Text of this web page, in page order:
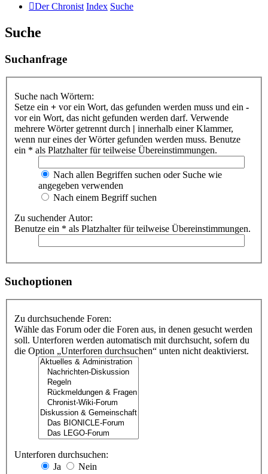
Der Chronist Index Suche
Suche
Suchanfrage
Suche nach Wörtern:
Setze ein + vor ein Wort, das gefunden werden muss und ein -
vor ein Wort, das nicht gefunden werden darf. Verwende
mehrere Wörter getrennt durch | innerhalb einer Klammer,
wenn nur eines der Wörter gefunden werden muss. Benutze
ein * als Platzhalter für teilweise Übereinstimmungen.
Nach allen Begriffen suchen oder Suche wie
angegeben verwenden
Nach einem Begriff suchen
Zu suchender Autor:
Benutze ein * als Platzhalter für teilweise Übereinstimmungen.
Suchoptionen
Zu durchsuchende Foren:
Wähle das Forum oder die Foren aus, in denen gesucht werden
soll. Unterforen werden automatisch mit durchsucht, sofern du
die Option „Unterforen durchsuchen“ unten nicht deaktivierst.
Unterforen durchsuchen:
Ja
Nein